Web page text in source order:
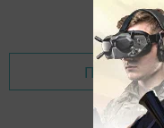
Перейти